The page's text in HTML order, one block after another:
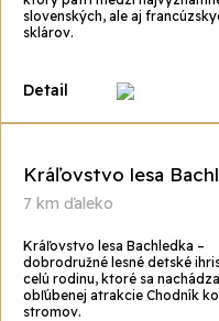
slovenských, ale aj
sklárov.
Detail
Kráľovstvo lesa
7 km ďaleko
Kráľovstvo lesa Bachledka –
dobrodružné lesné detské
celú rodinu, ktoré sa
obľúbenej atrakcie Chodník
stromov.